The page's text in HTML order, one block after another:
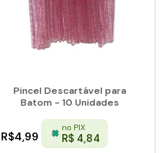
Pincel Descartável para
Batom - 10 Unidades
R$4,99
no PIX
R$ 4,84